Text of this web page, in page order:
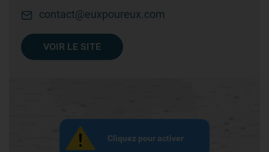
contact@euxpoureux.com
VOIR LE SITE
Cliquez pour activer